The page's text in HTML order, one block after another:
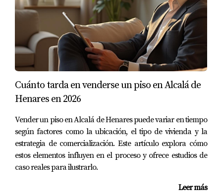
emocional y adoptas una perspectiva objetiva. Al
implementar estrategias como la despersonalización y al
considerar las particularidades de cada barrio, podrás
maximizar el valor de tu propiedad y reducir los tiempos
de venta. Recuerda que cada paso dado hacia una venta
¿Quieres vender con cabeza y corazón tranquilos?
Descarga la Guía gratuita para Propietarios en Madrid y
da el primer paso hacia una venta estratégica y sin
dramas. Si necesitas asesoramiento personalizado o
deseas hablar sobre tus opciones, no dudes en contactar
a Amparo Lillo; estaré encantada de ayudarte a navegar
este proceso con confianza.
Cuánto tarda en venderse un piso en Alcalá de
Henares en 2026
Vender un piso en Alcalá de Henares puede variar en tiempo
según factores como la ubicación, el tipo de vivienda y la
estrategia de comercialización. Este artículo explora cómo
estos elementos influyen en el proceso y ofrece estudios de
caso reales para ilustrarlo.
Leer más